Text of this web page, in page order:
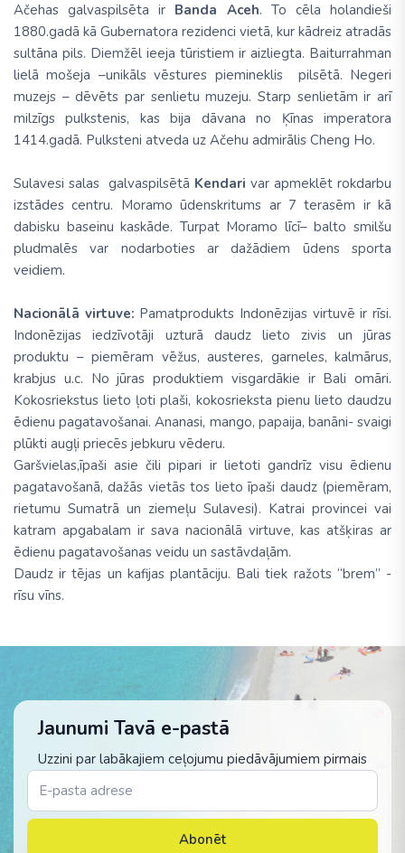
Ačehas galvaspilsēta ir Banda Aceh. To cēla holandieši
1880.gadā kā Gubernatora rezidenci vietā, kur kādreiz atradās
sultāna pils. Diemžēl ieeja tūristiem ir aizliegta. Baiturrahman
lielā mošeja –unikāls vēstures piemineklis pilsētā. Negeri
muzejs – dēvēts par senlietu muzeju. Starp senlietām ir arī
milzīgs pulkstenis, kas bija dāvana no Ķīnas imperatora
1414.gadā. Pulksteni atveda uz Ačehu admirālis Cheng Ho.
Sulavesi salas galvaspilsētā Kendari var apmeklēt rokdarbu
izstādes centru. Moramo ūdenskritums ar 7 terasēm ir kā
dabisku baseinu kaskāde. Turpat Moramo līcī– balto smilšu
pludmalēs var nodarboties ar dažādiem ūdens sporta
veidiem.
Nacionālā virtuve: Pamatprodukts Indonēzijas virtuvē ir rīsi.
Indonēzijas iedzīvotāji uzturā daudz lieto zivis un jūras
produktu – piemēram vēžus, austeres, garneles, kalmārus,
krabjus u.c. No jūras produktiem visgardākie ir Bali omāri.
Kokosriekstus lieto ļoti plaši, kokosrieksta pienu lieto daudzu
ēdienu pagatavošanai. Ananasi, mango, papaija, banāni- svaigi
plūkti augļi priecēs jebkuru vēderu.
Garšvielas,īpaši asie čili pipari ir lietoti gandrīz visu ēdienu
pagatavošanā, dažās vietās tos lieto īpaši daudz (piemēram,
rietumu Sumatrā un ziemeļu Sulavesi). Katrai provincei vai
katram apgabalam ir sava nacionālā virtuve, kas atšķiras ar
ēdienu pagatavošanas veidu un sastāvdaļām.
Daudz ir tējas un kafijas plantāciju. Bali tiek ražots “brem” -
rīsu vīns.
Jaunumi Tavā e-pastā
Uzzini par labākajiem ceļojumu piedāvājumiem pirmais
Abonēt